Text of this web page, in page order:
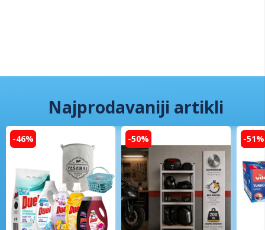
Najprodavaniji artikli
-46% -50% -51%